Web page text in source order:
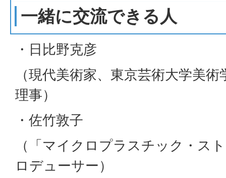
一緒に交流できる人
・日比野克彦
（現代美術家、東京芸術大学美
理事）
・佐竹敦子
（「マイクロプラスチック・ス
ロデューサー）